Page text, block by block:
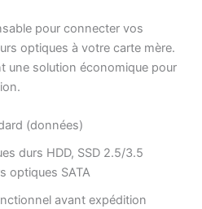
pour connecter vos
optiques à votre carte mère.
une solution économique pour
(données)
durs HDD, SSD 2.5/3.5
optiques SATA
avant expédition